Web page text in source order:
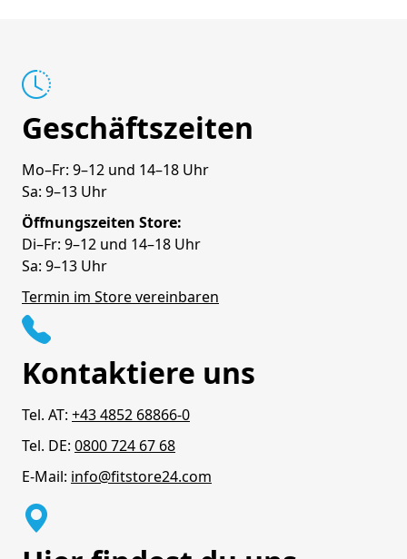
Geschäftszeiten
Mo–Fr: 9–12 und 14–18 Uhr
Sa: 9–13 Uhr
Öffnungszeiten Store:
Di–Fr: 9–12 und 14–18 Uhr
Sa: 9–13 Uhr
Termin im Store vereinbaren
Kontaktiere uns
Tel. AT: +43 4852 68866-0
Tel. DE: 0800 724 67 68
E-Mail: info@fitstore24.com